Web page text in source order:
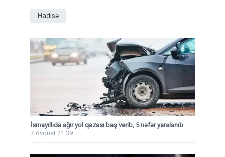
Hadisə
İsmayıllıda ağır yol qəzası baş verib, 5 nəfər yaralanıb
7 Avqust 21:39